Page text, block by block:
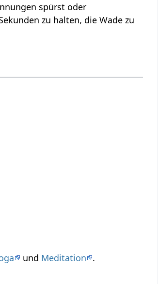
spürst oder
zu halten, die Wade zu
und Meditation .